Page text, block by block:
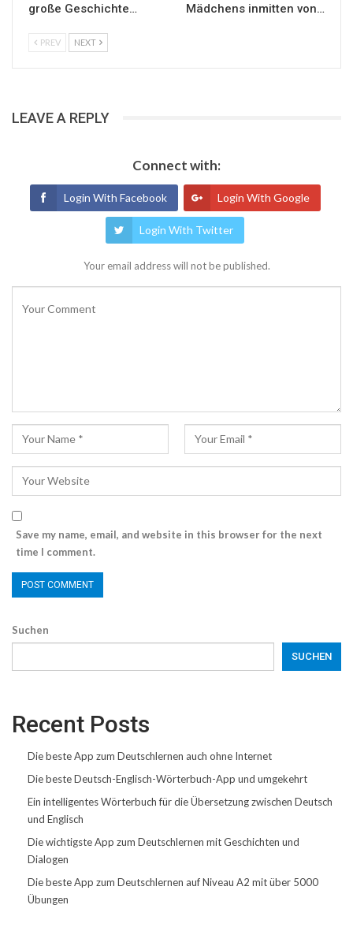
große Geschichte…
Mädchens inmitten von…
PREV NEXT
LEAVE A REPLY
Connect with:
Login With Facebook Login With Google
Login With Twitter
Your email address will not be published.
Save my name, email, and website in this browser for the next
time I comment.
Suchen
SUCHEN
Recent Posts
Die beste App zum Deutschlernen auch ohne Internet
Die beste Deutsch-Englisch-Wörterbuch-App und umgekehrt
Ein intelligentes Wörterbuch für die Übersetzung zwischen Deutsch
und Englisch
Die wichtigste App zum Deutschlernen mit Geschichten und
Dialogen
Die beste App zum Deutschlernen auf Niveau A2 mit über 5000
Übungen